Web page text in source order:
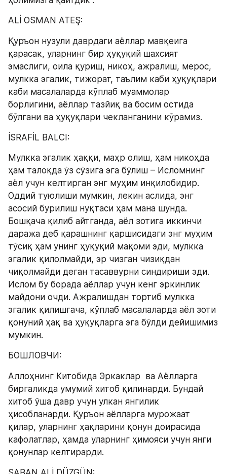
ALİ OSMAN ATEŞ:
Қуръон нузули даврдаги аёллар мавқеига
қарасак, уларнинг бир ҳуқуқий шахсият
эмаслиги, оила қуриш, никоҳ, ажралиш, мерос,
мулкка эгалик, тижорат, таълим каби ҳуқуқлари
каби масалаларда кўплаб муаммолар
борлигини, аёллар тазйиқ ва босим остида
бўлгани ва ҳуқуқлари чекланганини кўрамиз.
İSRAFİL BALCI:
Мулкка эгалик ҳаққи, маҳр олиш, ҳам никоҳда
ҳам талоқда ўз сўзига эга бўлиш – Исломнинг
аёл учун келтирган энг муҳим инқилобидир.
Оддий туюлиши мумкин, лекин аслида, энг
асосий бурилиш нуқтаси ҳам мана шунда.
Бошқача қилиб айтганда, аёл зотига иккинчи
даража деб қарашнинг қаршисидаги энг муҳим
тўсиқ ҳам унинг ҳуқуқий мақоми эди, мулкка
эгалик қилолмайди, эр чизган чизиқдан
чиқолмайди деган тасаввурни синдириши эди.
Ислом бу борада аёллар учун кенг эркинлик
майдони очди. Aжралишдан тортиб мулкка
эгалик қилишгача, кўплаб масалаларда аёл зоти
қонуний ҳақ ва ҳуқуқларга эга бўлди дейишимиз
мумкин.
БОШЛОВЧИ:
Aллоҳнинг Китобида Эркаклар  ва Аёлларга
биргаликда умумий хитоб қилинарди. Бундай
хитоб ўша давр учун улкан янгилик
ҳисобланарди. Қуръон аёлларга мурожаат
қилар, уларнинг ҳақларини қонун доирасида
кафолатлар, ҳамда уларнинг ҳимояси учун янги
қонунлар келтирарди.